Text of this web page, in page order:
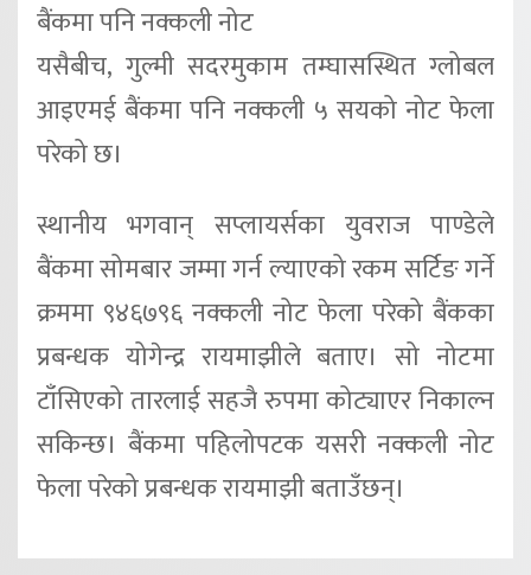
बैंकमा पनि नक्कली नोट
यसैबीच, गुल्मी सदरमुकाम तम्घासस्थित ग्लोबल
आइएमई बैंकमा पनि नक्कली ५ सयको नोट फेला
परेको छ।
स्थानीय भगवान् सप्लायर्सका युवराज पाण्डेले
बैंकमा सोमबार जम्मा गर्न ल्याएको रकम सर्टिङ गर्ने
क्रममा ९४६७९६ नक्कली नोट फेला परेको बैंकका
प्रबन्धक योगेन्द्र रायमाझीले बताए। सो नोटमा
टाँसिएको तारलाई सहजै रुपमा कोट्याएर निकाल्न
सकिन्छ। बैंकमा पहिलोपटक यसरी नक्कली नोट
फेला परेको प्रबन्धक रायमाझी बताउँछन्।